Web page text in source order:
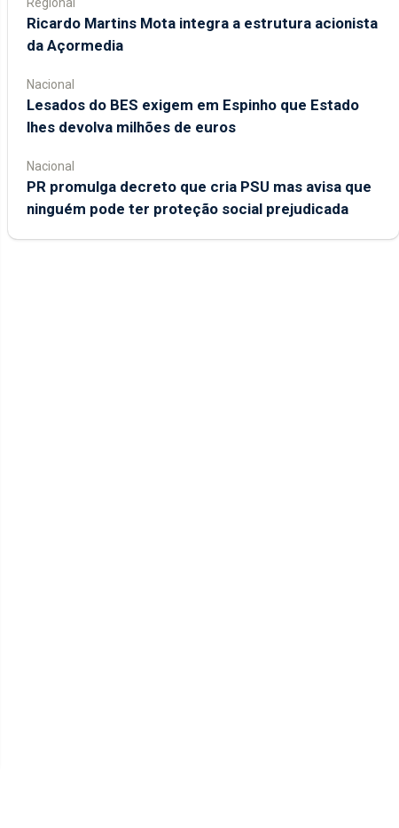
Ricardo Martins Mota integra a estrutura acionista
da Açormedia
Nacional
Lesados do BES exigem em Espinho que Estado
lhes devolva milhões de euros
Nacional
PR promulga decreto que cria PSU mas avisa que
ninguém pode ter proteção social prejudicada